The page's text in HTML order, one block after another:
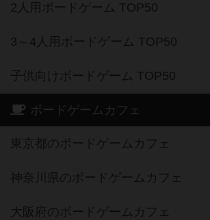
2人用ボードゲーム TOP50
3～4人用ボードゲーム TOP50
子供向けボードゲーム TOP50
ボードゲームカフェ
東京都のボードゲームカフェ
神奈川県のボードゲームカフェ
大阪府のボードゲームカフェ